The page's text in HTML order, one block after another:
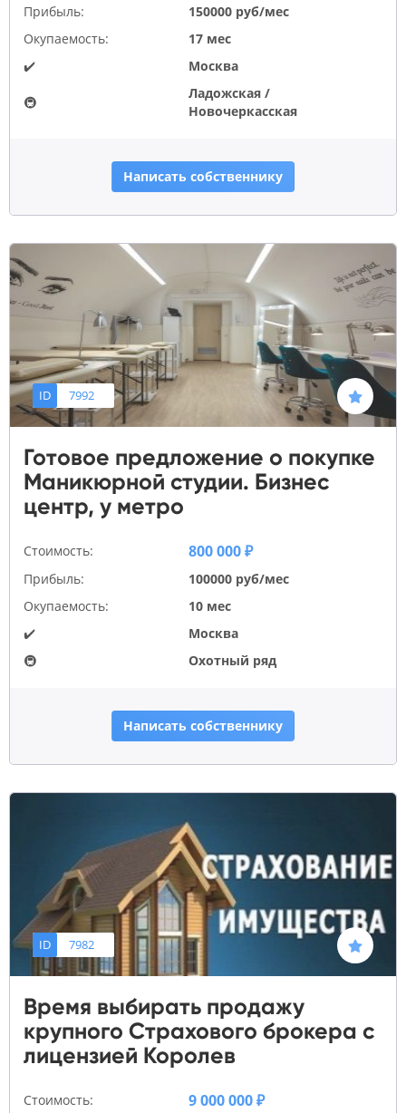
Прибыль:
150000 руб/мес
Окупаемость:
17 мес
✔️
Москва
🚇
Ладожская /
Новочеркасская
Написать собственнику
ID 7992
Готовое предложение о покупке
Маникюрной студии. Бизнес
центр, у метро
Стоимость: 800 000 ₽
Прибыль:
100000 руб/мес
Окупаемость:
10 мес
✔️
Москва
🚇
Охотный ряд
Написать собственнику
ID 7982
Время выбирать продажу
крупного Страхового брокера с
лицензией Королев
Стоимость: 9 000 000 ₽